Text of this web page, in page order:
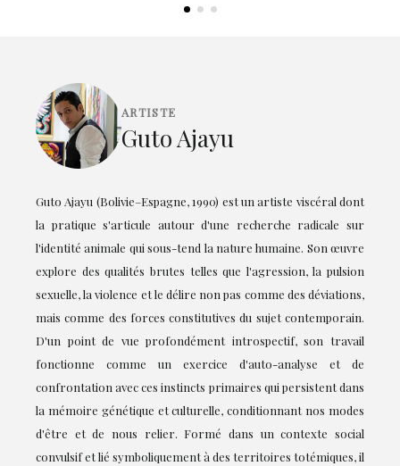
ARTISTE
Guto Ajayu
Guto Ajayu (Bolivie–Espagne, 1990) est un artiste viscéral dont
la pratique s'articule autour d'une recherche radicale sur
l'identité animale qui sous-tend la nature humaine. Son œuvre
explore des qualités brutes telles que l'agression, la pulsion
sexuelle, la violence et le délire non pas comme des déviations,
mais comme des forces constitutives du sujet contemporain.
D'un point de vue profondément introspectif, son travail
fonctionne comme un exercice d'auto-analyse et de
confrontation avec ces instincts primaires qui persistent dans
la mémoire génétique et culturelle, conditionnant nos modes
d'être et de nous relier. Formé dans un contexte social
convulsif et lié symboliquement à des territoires totémiques, il